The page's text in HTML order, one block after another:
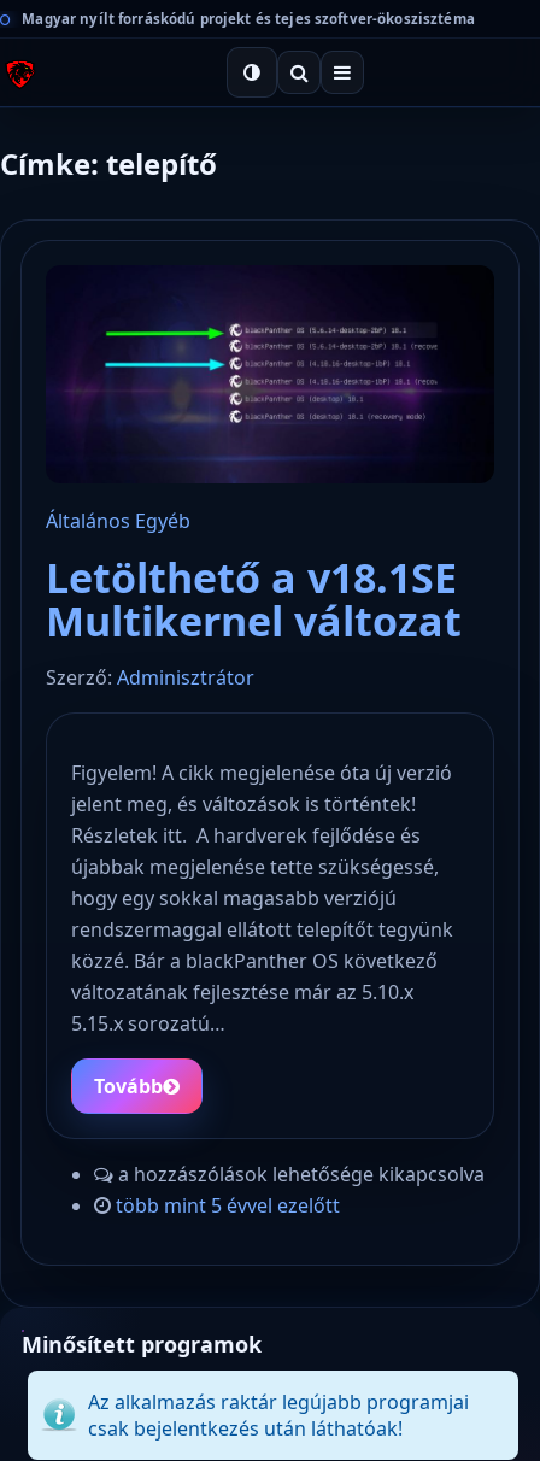
Magyar nyílt forráskódú projekt és tejes szoftver-ökoszisztéma
Címke: telepítő
Általános Egyéb
Letölthető a v18.1SE
Multikernel változat
Szerző: Adminisztrátor
Figyelem! A cikk megjelenése óta új verzió
jelent meg, és változások is történtek!
Részletek itt. A hardverek fejlődése és
újabbak megjelenése tette szükségessé,
hogy egy sokkal magasabb verziójú
rendszermaggal ellátott telepítőt tegyünk
közzé. Bár a blackPanther OS következő
változatának fejlesztése már az 5.10.x
5.15.x sorozatú…
Tovább
a hozzászólások lehetősége kikapcsolva
több mint 5 évvel ezelőtt
Minősített programok
Az alkalmazás raktár legújabb programjai
csak bejelentkezés után láthatóak!